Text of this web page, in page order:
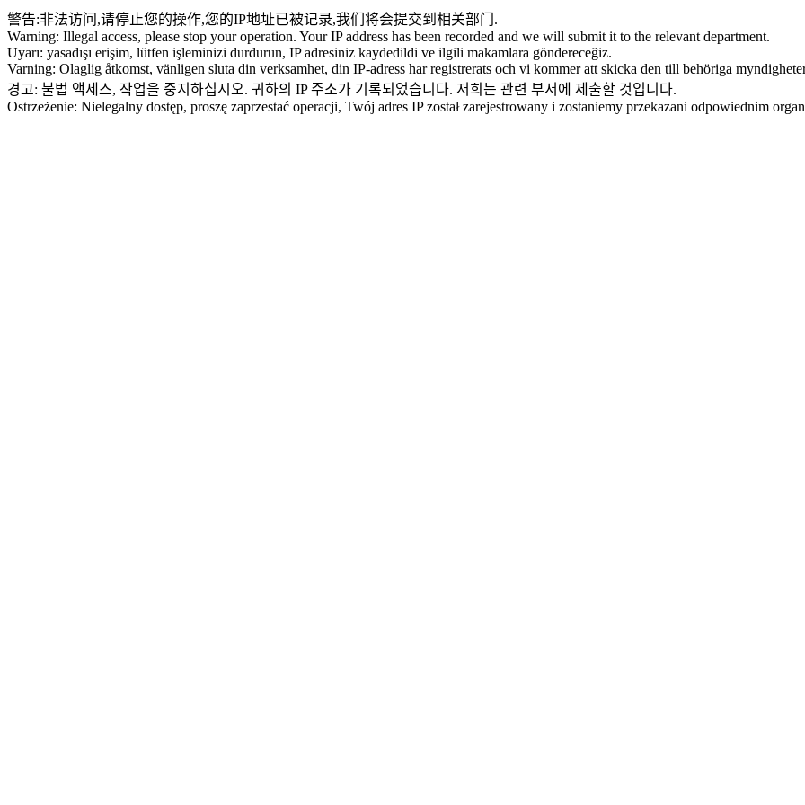
警告:非法访问,请停止您的操作,您的IP地址已被记录,我们将会提交到相关部门.
Warning: Illegal access, please stop your operation. Your IP address has been recorded and we will submit it to the relevant department.
Uyarı: yasadışı erişim, lütfen işleminizi durdurun, IP adresiniz kaydedildi ve ilgili makamlara göndereceğiz.
Varning: Olaglig åtkomst, vänligen sluta din verksamhet, din IP-adress har registrerats och vi kommer att skicka den till behöriga
경고: 불법 액세스, 작업을 중지하십시오. 귀하의 IP 주소가 기록되었습니다. 저희는 관련 부서에 제출할 것입니다.
Ostrzeżenie: Nielegalny dostęp, proszę zaprzestać operacji, Twój adres IP został zarejestrowany i zostaniemy przekazani odpowiednim